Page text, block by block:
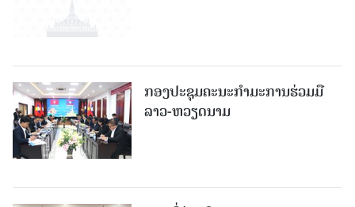
ກອງປະຊຸມຄະນະກຳມະການຮ່ວມມື
ລາວ-ຫວຽດນາມ